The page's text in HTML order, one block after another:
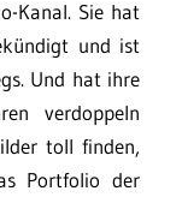
Kanal. Sie hat
und ist
Und hat ihre
verdoppeln
toll finden,
Portfolio der